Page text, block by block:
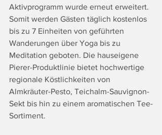
Aktivprogramm wurde erneut erweitert.
Somit werden Gästen täglich kostenlos
bis zu 7 Einheiten von geführten
Wanderungen über Yoga bis zu
Meditation geboten. Die hauseigene
Pierer-Produktlinie bietet hochwertige
regionale Köstlichkeiten von
Almkräuter-Pesto, Teichalm-Sauvignon-
Sekt bis hin zu einem aromatischen Tee-
Sortiment.